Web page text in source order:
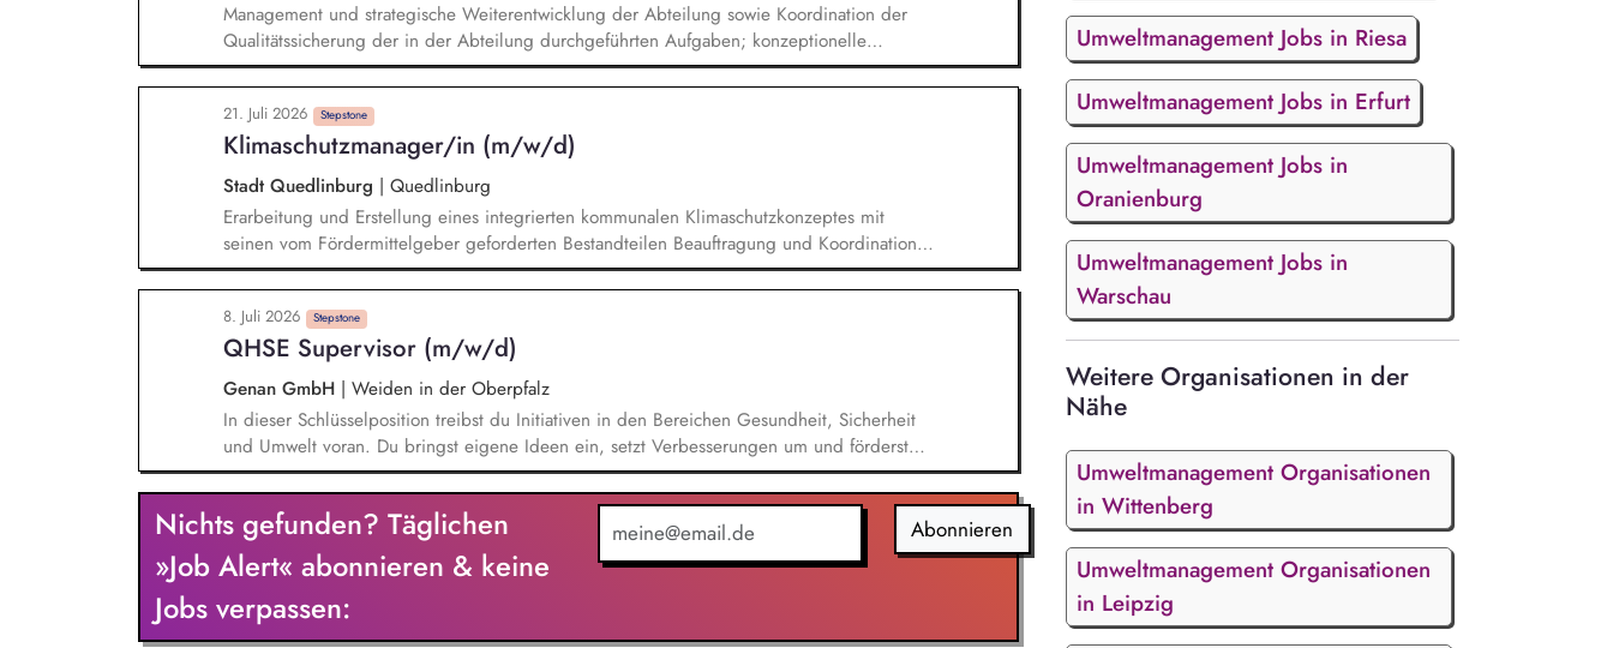
Management und strategische Weiterentwicklung der Abteilung sowie Koordination der
Qualitätssicherung der in der Abteilung durchgeführten Aufgaben; konzeptionelle
Weiterentwicklung der Trink- und Badebeckenwasserhygiene; d. h. Erkennen neuer
Herausforderungen, vom Forschungsbedarf über die Bewertung gesundheitlicher Risiken
und Empfehlungen für den Regelungsbedarf (z. B. UBA-Empfehlungen, technisches
Regelwerk, WHO Guidance)
21. Juli 2026 Stepstone
Klimaschutzmanager/in (m/w/d)
Stadt Quedlinburg | Quedlinburg
Erarbeitung und Erstellung eines integrierten kommunalen Klimaschutzkonzeptes mit
seinen vom Fördermittelgeber geforderten Bestandteilen Beauftragung und Koordination
von externen Drittanbietern Initiierung, Begleitung und Projektmanagement von
Maßnahmen und Projekten Prüfung und Umsetzung von wirkungsvollen Klimaschutz-
Sofortmaßnahmen Durchführung eines zivilgesellschaftlichen Prozesses für die
Konzepterstellung (Workshops, Ideensammlung mit Bürger/innen) Integration des
Klimaschutzes in die Verwaltungsabläufe Vernetzung/Kooperation mit anderen lokalen
Klimaschutzakteuren
8. Juli 2026 Stepstone
QHSE Supervisor (m/w/d)
Genan GmbH | Weiden in der Oberpfalz
In dieser Schlüsselposition treibst du Initiativen in den Bereichen Gesundheit, Sicherheit
und Umwelt voran. Du bringst eigene Ideen ein, setzt Verbesserungen um und förderst
einen sicheren Arbeitsplatz. Durchführen und Sicherstellen der Einhaltung von
Gesundheits-, Arbeitsschutz- und Umweltinitiativen in unseren deutschen Niederlassungen,
Sicherstellen der Einhaltung der deutschen HSE-Gesetzgebung, Erstellen und
Aktualisieren von Gefährdungsbeurteilungen und Betriebsanweisungen, Durchführen
interner Audits und Unterstützung in Verbindung mit externen Audits, Unterstützung zur
Berichterstattung für ESG, im Abfallmanagement und in Verbindung mit Energie-Initiativen
(ISO 50001).
Nichts gefunden? Täglichen
»Job Alert« abonnieren & keine
Jobs verpassen:
Abonnieren
Umweltmanagement Jobs in Riesa
Umweltmanagement Jobs in Erfurt
Umweltmanagement Jobs in
Oranienburg
Umweltmanagement Jobs in
Warschau
Weitere Organisationen in der
Nähe
Umweltmanagement Organisationen
in Wittenberg
Umweltmanagement Organisationen
in Leipzig